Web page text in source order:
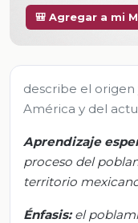
🎒 Agregar a mi
describe el
América y del
Aprendizaje
proceso del
territorio
Énfasis: el